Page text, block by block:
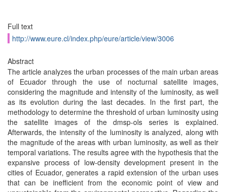
Full text
http://www.eure.cl/index.php/eure/article/view/3006
Abstract
The article analyzes the urban processes of the main urban areas
of Ecuador through the use of nocturnal satellite images,
considering the magnitude and intensity of the luminosity, as well
as its evolution during the last decades. In the first part, the
methodology to determine the threshold of urban luminosity using
the satellite images of the dmsp-ols series is explained.
Afterwards, the intensity of the luminosity is analyzed, along with
the magnitude of the areas with urban luminosity, as well as their
temporal variations. The results agree with the hypothesis that the
expansive process of low-density development present in the
cities of Ecuador, generates a rapid extension of the urban uses
that can be inefficient from the economic point of view and